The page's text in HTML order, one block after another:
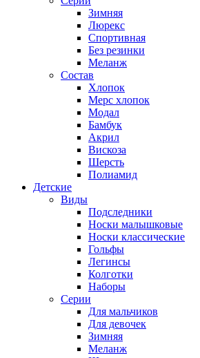
Зимняя
Люрекс
Спортивная
Без резинки
Меланж
Состав
Хлопок
Мерс хлопок
Модал
Бамбук
Акрил
Вискоза
Шерсть
Полиамид
Детские
Виды
Подследники
Носки малышковые
Носки классические
Гольфы
Легинсы
Колготки
Наборы
Серии
Для мальчиков
Для девочек
Зимняя
Меланж